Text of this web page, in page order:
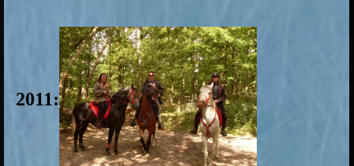
2011: